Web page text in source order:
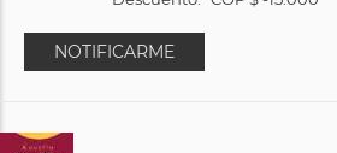
NOTIFICARME